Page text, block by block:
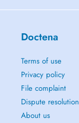
Doctena
Terms of use
Privacy policy
File complaint
Dispute resolution
About us